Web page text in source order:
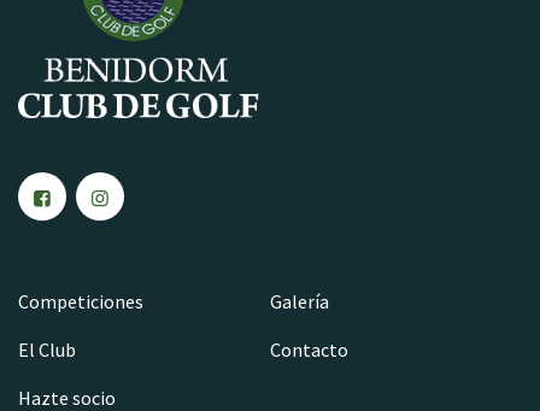
Competiciones
Galería
El Club
Contacto
Hazte socio